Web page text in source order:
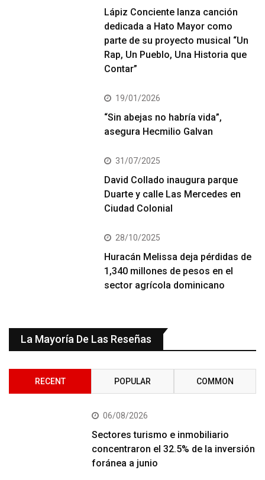
Lápiz Conciente lanza canción
dedicada a Hato Mayor como
parte de su proyecto musical “Un
Rap, Un Pueblo, Una Historia que
Contar”
19/01/2026
“Sin abejas no habría vida”,
asegura Hecmilio Galvan
31/07/2025
David Collado inaugura parque
Duarte y calle Las Mercedes en
Ciudad Colonial
28/10/2025
Huracán Melissa deja pérdidas de
1,340 millones de pesos en el
sector agrícola dominicano
La Mayoría De Las Reseñas
RECENT POPULAR COMMON
06/08/2026
Sectores turismo e inmobiliario
concentraron el 32.5% de la inversión
foránea a junio